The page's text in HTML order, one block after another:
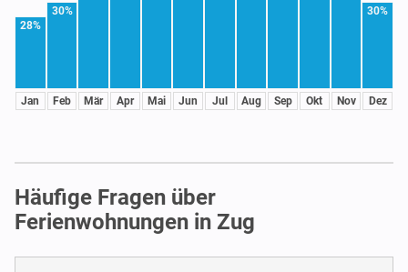
28%
Jan
30%
Feb Mär Apr Mai Jun Jul Aug Sep Okt Nov
30%
Dez
Häufige Fragen über
Ferienwohnungen in Zug